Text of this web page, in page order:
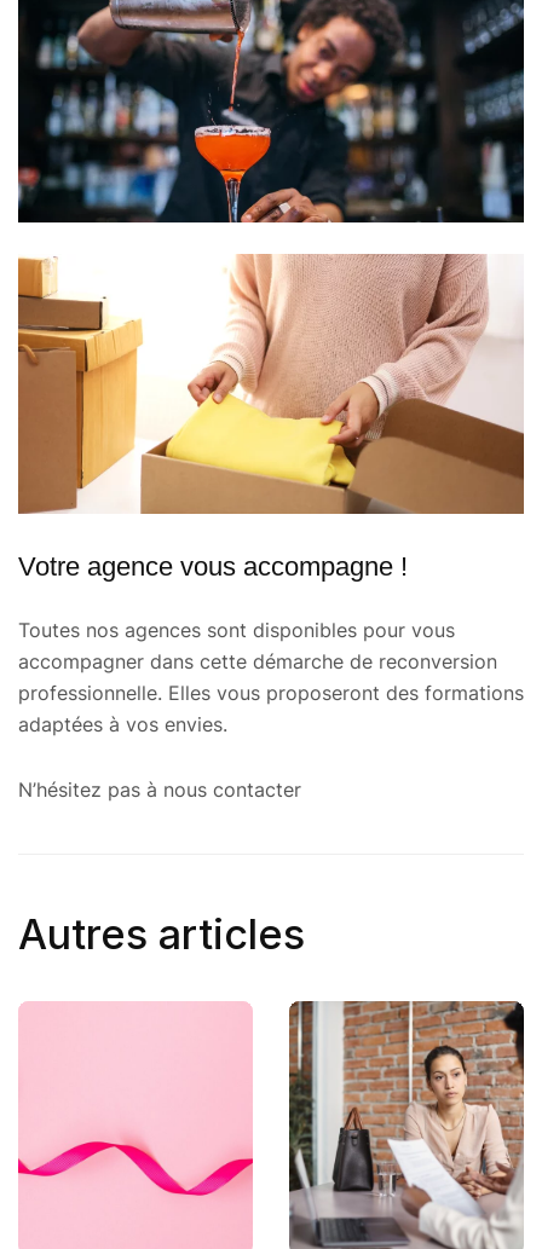
Votre agence vous accompagne !
Toutes nos agences sont disponibles pour vous
accompagner dans cette démarche de reconversion
professionnelle. Elles vous proposeront des formations
adaptées à vos envies.
N’hésitez pas à nous contacter
Autres articles